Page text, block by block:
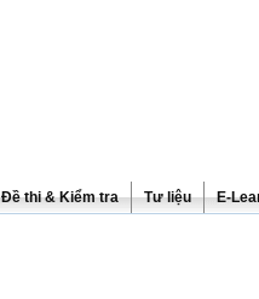
Đề thi & Kiểm tra Tư liệu E-